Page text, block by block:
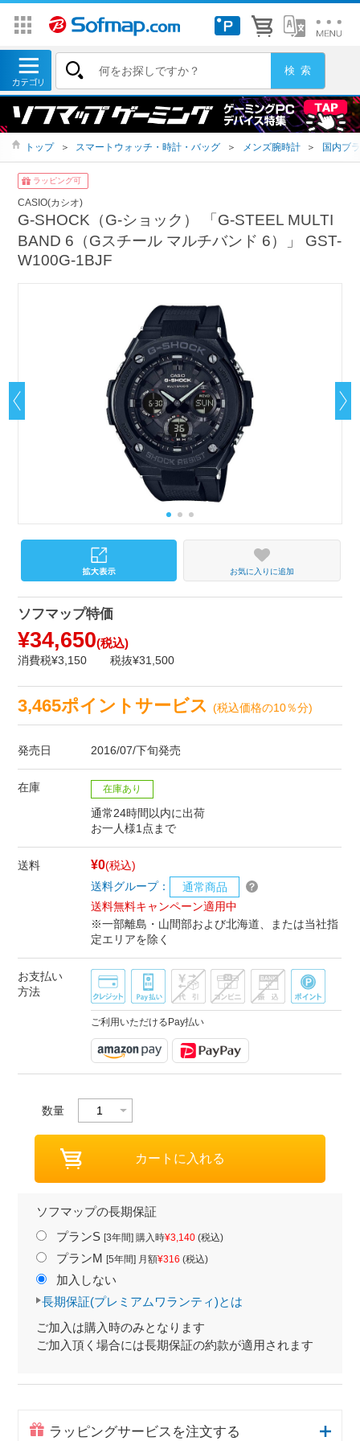
トップ ＞ スマートウォッチ・時計・バッグ ＞ メンズ腕時計 ＞ 国内ブ
ラッピング可
CASIO(カシオ)
G-SHOCK（G-ショック） 「G-STEEL MULTI
BAND 6（Gスチール マルチバンド 6）」 GST-
W100G-1BJF
お気に入りに追加
ソフマップ特価
¥34,650(税込)
消費税¥3,150 税抜¥31,500
3,465ポイントサービス(税込価格の10％分)
発売日 2016/07/下旬発売
在庫 在庫あり
通常24時間以内に出荷
お一人様1点まで
送料 ¥0(税込)
送料グループ：
通常商品
送料無料キャンペーン適用中
※一部離島・山間部および北海道、または当社指
定エリアを除く
お支払い
方法
ご利用いただけるPay払い
数量
ソフマップの長期保証
プランS [3年間] 購入時¥3,140(税込)
プランM [5年間] 月額¥316 (税込)
加入しない
長期保証(プレミアムワランティ)とは
ご加入は購入時のみとなります
ご加入頂く場合には長期保証の約款が適用されます
ラッピングサービスを注文する